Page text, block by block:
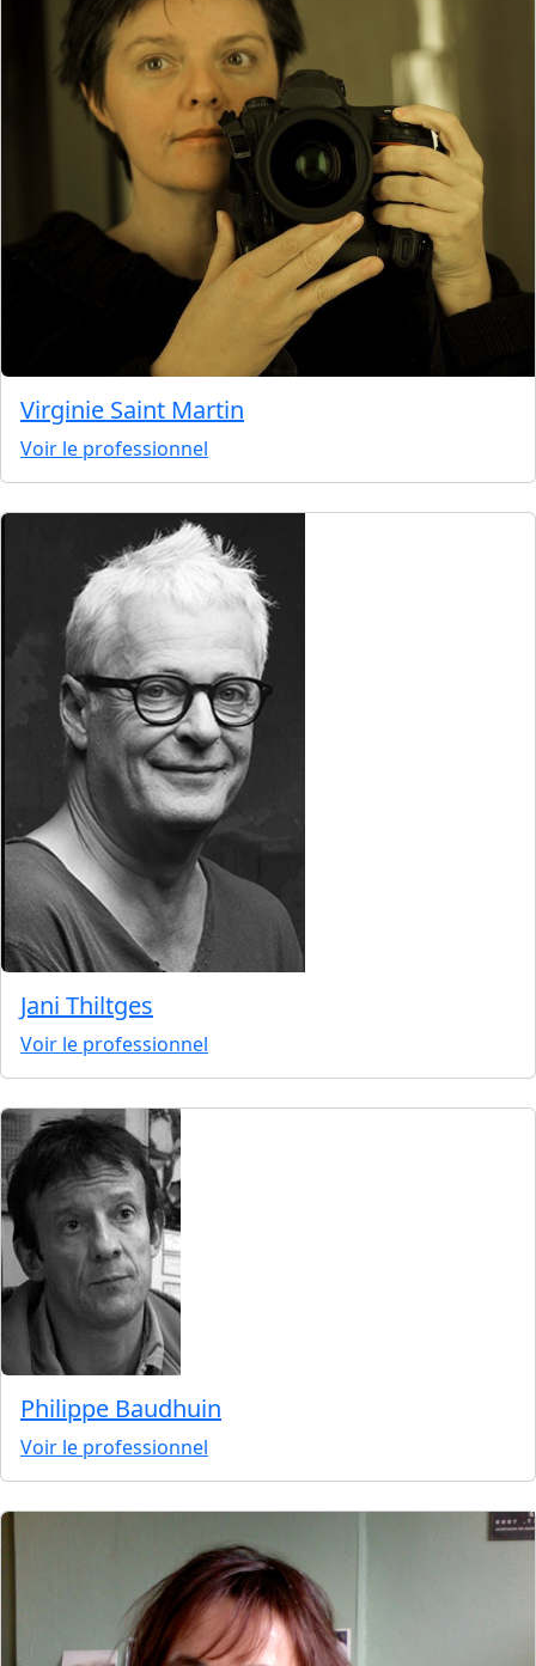
Virginie Saint Martin
Voir le professionnel
Jani Thiltges
Voir le professionnel
Philippe Baudhuin
Voir le professionnel